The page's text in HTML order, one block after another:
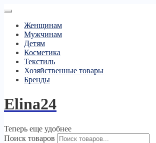
Женщинам
Мужчинам
Детям
Косметика
Текстиль
Хозяйственные товары
Бренды
Elina24
Теперь еще удобнее
Поиск товаров